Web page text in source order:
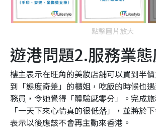
點擊圖片放大
遊港問題2.服務業
樓主表示在旺角的美妝店舖可以買到半
到「態度奇差」的櫃姐，吃飯的時候也
務員，令她覺得「體驗感零分」。完成
「一天下來心情真的很低落」，並將於
表示以後應該不會再主動來香港。